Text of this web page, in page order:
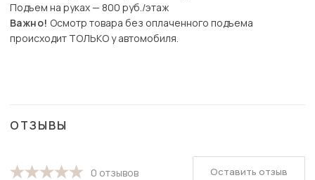
Подъем на руках — 800 руб./этаж
Важно! Осмотр товара без оплаченного подъема
происходит ТОЛЬКО у автомобиля.
ОТЗЫВЫ
0 отзывов Оставить отзыв